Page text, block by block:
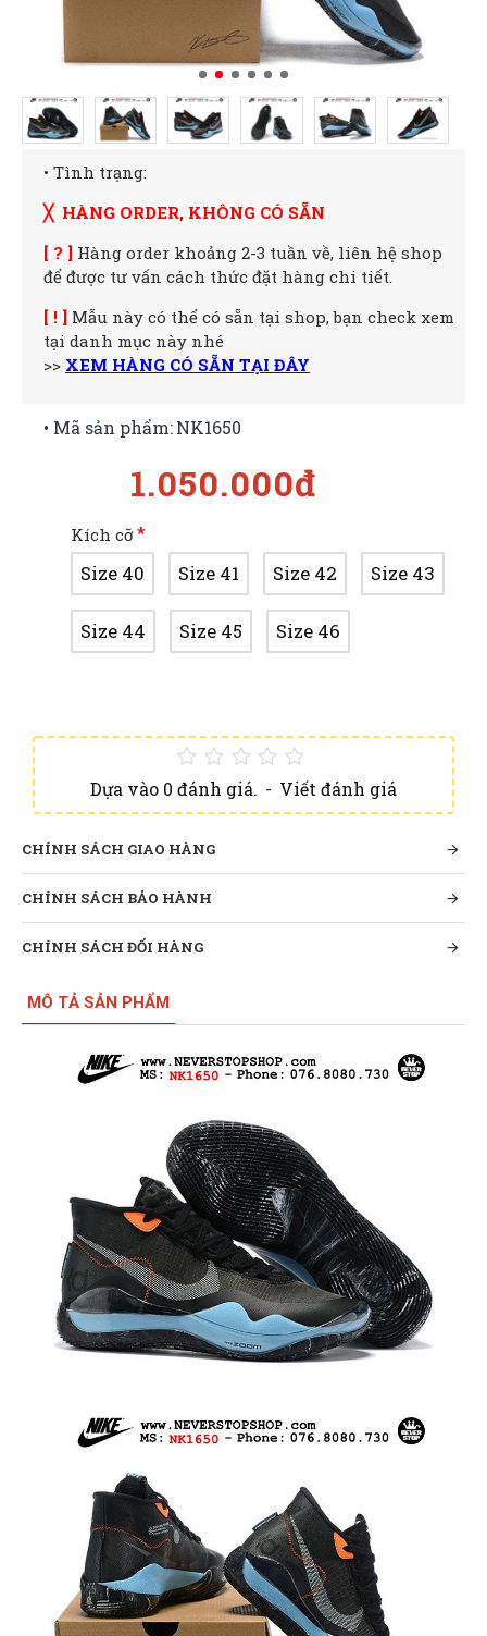
• Tình trạng:
╳ HÀNG ORDER, KHÔNG CÓ SẴN
[ ? ] Hàng order khoảng 2-3 tuần về, liên hệ shop
để được tư vấn cách thức đặt hàng chi tiết.
[ ! ] Mẫu này có thể có sẵn tại shop, bạn check xem
tại danh mục này nhé
>> XEM HÀNG CÓ SẴN TẠI ĐÂY
Dựa vào 0 đánh giá. - Viết đánh giá
1.050.000đ
• Mã sản phẩm:NK1650
Kích cỡ
Size 40 Size 41 Size 42 Size 43
Size 44 Size 45 Size 46
CHÍNH SÁCH GIAO HÀNG
CHÍNH SÁCH BẢO HÀNH
CHÍNH SÁCH ĐỔI HÀNG
MÔ TẢ SẢN PHẨM